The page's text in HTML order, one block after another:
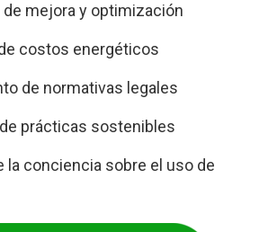
mejora y optimización
costos energéticos
de normativas legales
prácticas sostenibles
la conciencia sobre el uso de